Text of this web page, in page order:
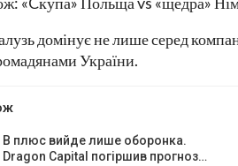
домінує не лише серед
України.
В плюс вийде лише оборонка.
Dragon Capital погіршив прогноз…